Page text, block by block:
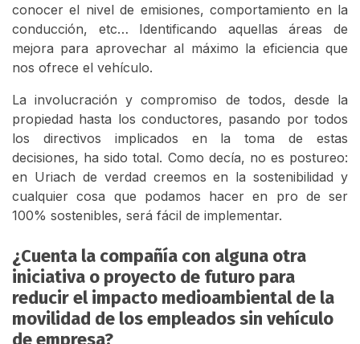
conocer el nivel de emisiones, comportamiento en la
conducción, etc… Identificando aquellas áreas de
mejora para aprovechar al máximo la eficiencia que
nos ofrece el vehículo.
La involucración y compromiso de todos, desde la
propiedad hasta los conductores, pasando por todos
los directivos implicados en la toma de estas
decisiones, ha sido total. Como decía, no es postureo:
en Uriach de verdad creemos en la sostenibilidad y
cualquier cosa que podamos hacer en pro de ser
100% sostenibles, será fácil de implementar.
¿Cuenta la compañía con alguna otra
iniciativa o proyecto de futuro para
reducir el impacto medioambiental de la
movilidad de los empleados sin vehículo
de empresa?